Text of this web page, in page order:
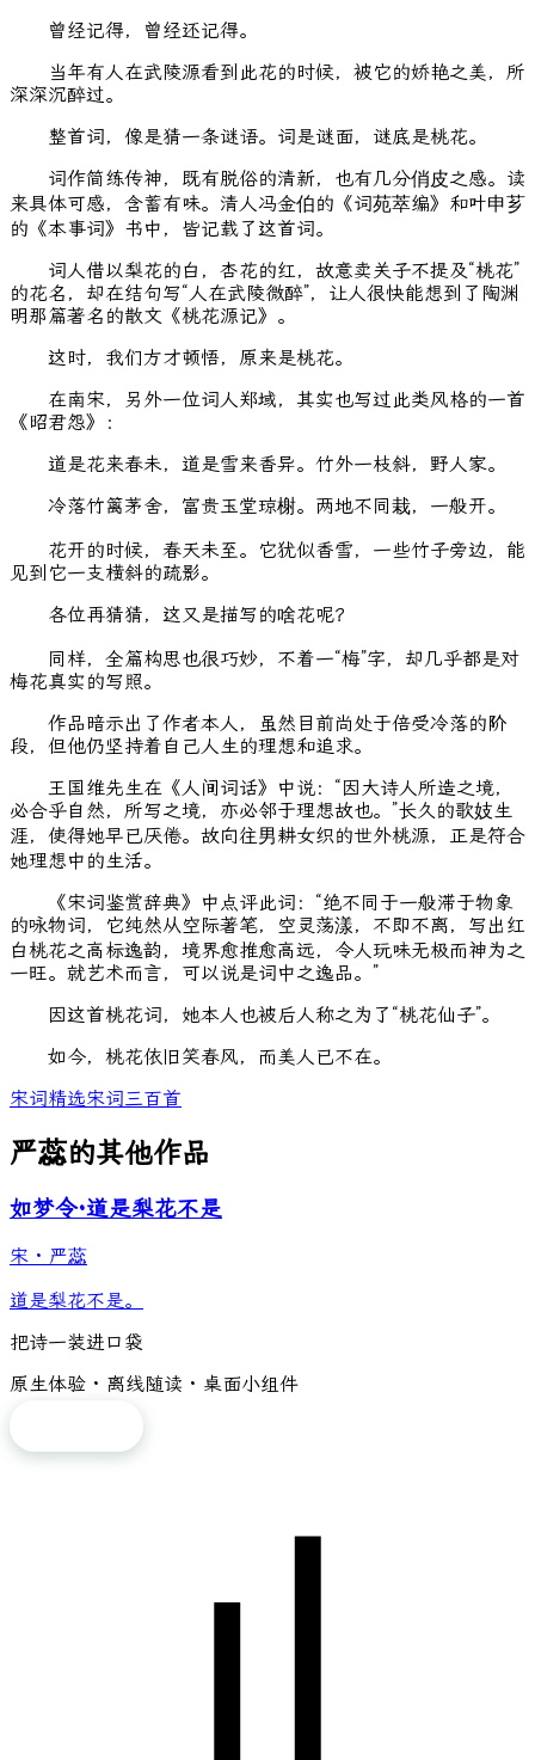
曾经记得，曾经还记得。
当年有人在武陵源看到此花的时候，被它的娇艳之美，所
深深沉醉过。
整首词，像是猜一条谜语。词是谜面，谜底是桃花。
词作简练传神，既有脱俗的清新，也有几分俏皮之感。读
来具体可感，含蓄有味。清人冯金伯的《词苑萃编》和叶申芗
的《本事词》书中，皆记载了这首词。
词人借以梨花的白，杏花的红，故意卖关子不提及“桃花”
的花名，却在结句写“人在武陵微醉”，让人很快能想到了陶渊
明那篇著名的散文《桃花源记》。
这时，我们方才顿悟，原来是桃花。
在南宋，另外一位词人郑域，其实也写过此类风格的一首
《昭君怨》：
道是花来春未，道是雪来香异。竹外一枝斜，野人家。
冷落竹篱茅舍，富贵玉堂琼榭。两地不同栽，一般开。
花开的时候，春天未至。它犹似香雪，一些竹子旁边，能
见到它一支横斜的疏影。
各位再猜猜，这又是描写的啥花呢？
同样，全篇构思也很巧妙，不着一“梅”字，却几乎都是对
梅花真实的写照。
作品暗示出了作者本人，虽然目前尚处于倍受冷落的阶
段，但他仍坚持着自己人生的理想和追求。
王国维先生在《人间词话》中说：“因大诗人所造之境，
必合乎自然，所写之境，亦必邻于理想故也。”长久的歌妓生
涯，使得她早已厌倦。故向往男耕女织的世外桃源，正是符合
她理想中的生活。
《宋词鉴赏辞典》中点评此词：“绝不同于一般滞于物象
的咏物词，它纯然从空际著笔，空灵荡漾，不即不离，写出红
白桃花之高标逸韵，境界愈推愈高远，令人玩味无极而神为之
一旺。就艺术而言，可以说是词中之逸品。”
因这首桃花词，她本人也被后人称之为了“桃花仙子”。
如今，桃花依旧笑春风，而美人已不在。
宋词精选宋词三百首
严蕊的其他作品
如梦令·道是梨花不是
宋 · 严蕊
道是梨花不是。
把诗一装进口袋
原生体验 · 离线随读 · 桌面小组件